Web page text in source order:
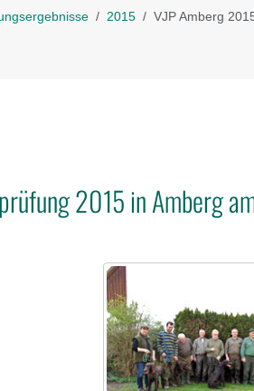
2015 VJP Amberg
2015 in Amberg